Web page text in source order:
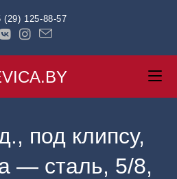
(29) 125-88-57
под клипсу,
— сталь, 5/8,